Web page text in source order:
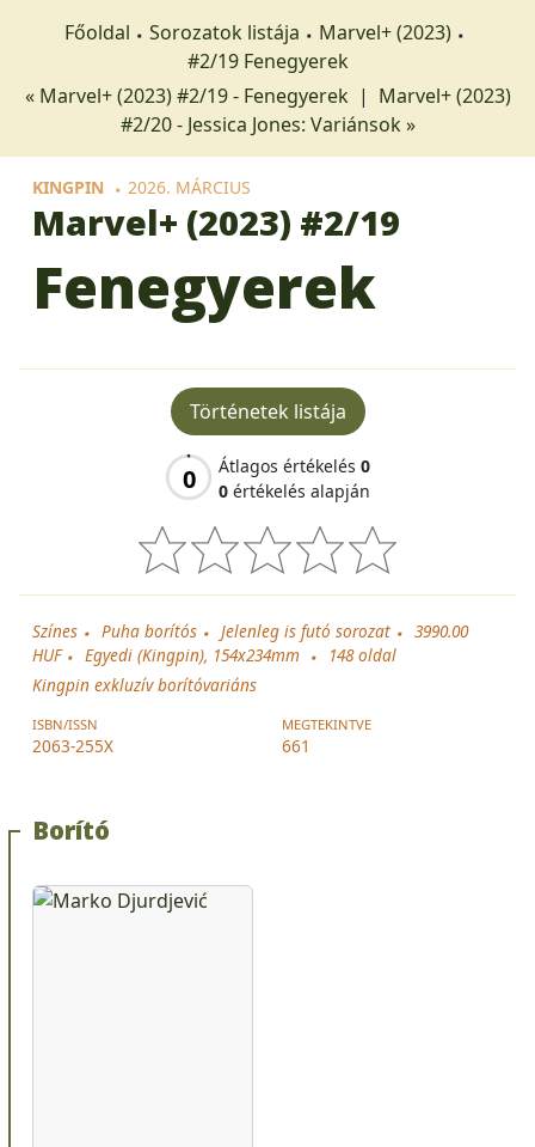
Főoldal Sorozatok listája
Marvel+ (2023)
#2/19 Fenegyerek
« Marvel+ (2023) #2/19 - Fenegyerek | Marvel+ (2023)
#2/20 - Jessica Jones: Variánsok »
KINGPIN 2026. MÁRCIUS
Marvel+ (2023) #2/19
Fenegyerek
Történetek listája
0 Átlagos értékelés 0
0 értékelés alapján
Színes Puha borítós Jelenleg is futó sorozat
3990.00
HUF
Egyedi (Kingpin), 154x234mm 148oldal
Kingpin exkluzív borítóvariáns
ISBN/ISSN
2063-255X
MEGTEKINTVE
661
Borító